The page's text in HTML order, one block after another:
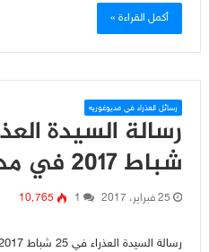
أكمل القراءة »
رسائل العذراء في مديوغوريه
شباط 2017 في مديوغوريه
25 فبراير، 2017 1 10٬765